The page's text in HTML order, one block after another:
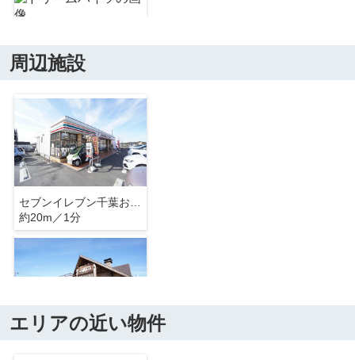
ドリームハイツ
周辺施設
約20m／1分
石窯パン ル・マタンおゆみ野店
エリアの近い物件